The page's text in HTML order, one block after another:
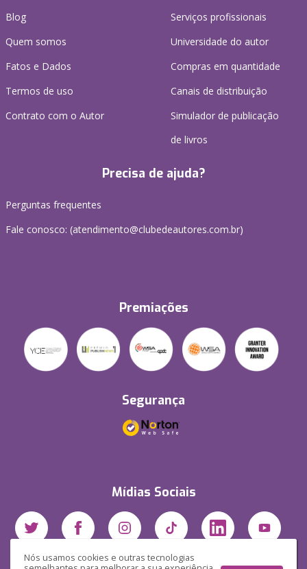
Nós usamos cookies e outras tecnologias
Blog
Quem somos
Fatos e Dados
Termos de uso
Contrato com o Autor
Serviços profissionais
Universidade do autor
Compras em quantidade
Canais de distribuição
Simulador de publicação
de livros
Precisa de ajuda?
Perguntas frequentes
Fale conosco: (atendimento@clubedeautores.com.br)
Premiações
Segurança
Mídias Sociais